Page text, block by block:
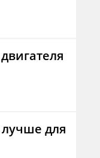
для